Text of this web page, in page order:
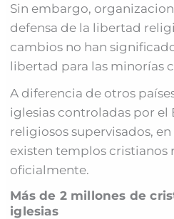
Sin embargo,
defensa de la libertad
cambios no han
libertad para las minorías
A diferencia de otros
iglesias controladas por el
religiosos supervisados,
existen templos cristianos
oficialmente.
Más de 2 millones de
iglesias